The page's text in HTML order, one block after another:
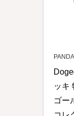
ッキ
ゴー